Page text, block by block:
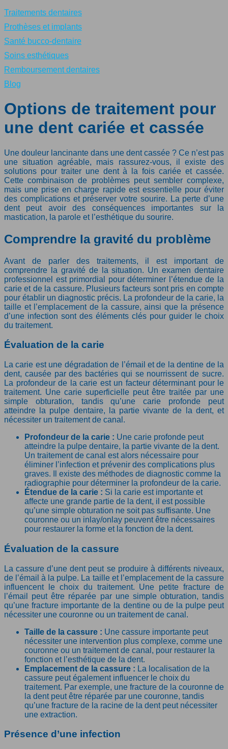
Traitements dentaires
Prothèses et implants
Santé bucco-dentaire
Soins esthétiques
Remboursement dentaires
Blog
Options de traitement pour
une dent cariée et cassée
Une douleur lancinante dans une dent cassée ? Ce n’est pas
une situation agréable, mais rassurez-vous, il existe des
solutions pour traiter une dent à la fois cariée et cassée.
Cette combinaison de problèmes peut sembler complexe,
mais une prise en charge rapide est essentielle pour éviter
des complications et préserver votre sourire. La perte d’une
dent peut avoir des conséquences importantes sur la
mastication, la parole et l’esthétique du sourire.
Comprendre la gravité du problème
Avant de parler des traitements, il est important de
comprendre la gravité de la situation. Un examen dentaire
professionnel est primordial pour déterminer l’étendue de la
carie et de la cassure. Plusieurs facteurs sont pris en compte
pour établir un diagnostic précis. La profondeur de la carie, la
taille et l’emplacement de la cassure, ainsi que la présence
d’une infection sont des éléments clés pour guider le choix
du traitement.
Évaluation de la carie
La carie est une dégradation de l’émail et de la dentine de la
dent, causée par des bactéries qui se nourrissent de sucre.
La profondeur de la carie est un facteur déterminant pour le
traitement. Une carie superficielle peut être traitée par une
simple obturation, tandis qu’une carie profonde peut
atteindre la pulpe dentaire, la partie vivante de la dent, et
nécessiter un traitement de canal.
Profondeur de la carie : Une carie profonde peut
atteindre la pulpe dentaire, la partie vivante de la dent.
Un traitement de canal est alors nécessaire pour
éliminer l’infection et prévenir des complications plus
graves. Il existe des méthodes de diagnostic comme la
radiographie pour déterminer la profondeur de la carie.
Étendue de la carie : Si la carie est importante et
affecte une grande partie de la dent, il est possible
qu’une simple obturation ne soit pas suffisante. Une
couronne ou un inlay/onlay peuvent être nécessaires
pour restaurer la forme et la fonction de la dent.
Évaluation de la cassure
La cassure d’une dent peut se produire à différents niveaux,
de l’émail à la pulpe. La taille et l’emplacement de la cassure
influencent le choix du traitement. Une petite fracture de
l’émail peut être réparée par une simple obturation, tandis
qu’une fracture importante de la dentine ou de la pulpe peut
nécessiter une couronne ou un traitement de canal.
Taille de la cassure : Une cassure importante peut
nécessiter une intervention plus complexe, comme une
couronne ou un traitement de canal, pour restaurer la
fonction et l’esthétique de la dent.
Emplacement de la cassure : La localisation de la
cassure peut également influencer le choix du
traitement. Par exemple, une fracture de la couronne de
la dent peut être réparée par une couronne, tandis
qu’une fracture de la racine de la dent peut nécessiter
une extraction.
Présence d’une infection